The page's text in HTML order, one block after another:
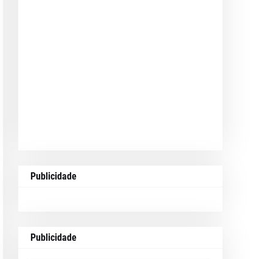
Publicidade
Publicidade